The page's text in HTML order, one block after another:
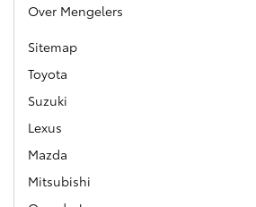
Over Mengelers
Sitemap
Toyota
Suzuki
Lexus
Mazda
Mitsubishi